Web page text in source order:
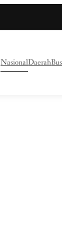
NasionalDaerah